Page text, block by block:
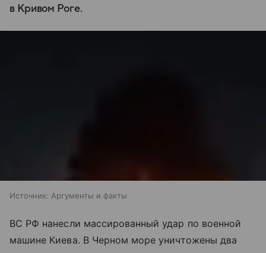
в Кривом Роге.
Источник: Аргументы и факты
ВС РФ нанесли массированный удар по военной
машине Киева. В Черном море уничтожены два